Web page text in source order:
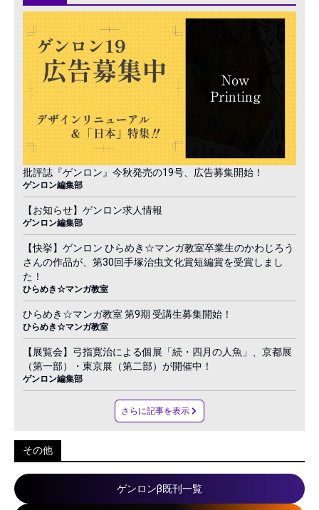
批評誌『ゲンロン』今秋発売の19号、広告募集開始！
ゲンロン編集部
【お知らせ】ゲンロン求人情報
ゲンロン編集部
【快挙】ゲンロン ひらめき☆マンガ教室卒業生のかわじろう
さんの作品が、第30回手塚治虫文化賞短編賞を受賞しまし
た！
ひらめき☆マンガ教室
ひらめき☆マンガ教室 第9期 受講生募集開始！
ひらめき☆マンガ教室
【展覧会】弓指寛治による個展「続・四月の人魚」、京都展
（第一部）・東京展（第二部）が開催中！
ゲンロン編集部
さらに記事を表示
その他
ゲンロンβ既刊一覧